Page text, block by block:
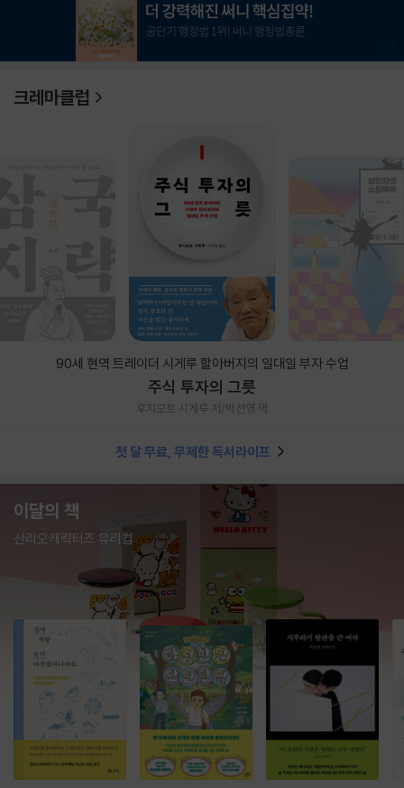
크레마클럽
90세 현역 트레이더 시게루 할아버지의 일대일 부자 수업
주식 투자의 그릇
후지모토 시게루 저/박선영 역
첫 달 무료, 무제한 독서라이프
이달의 책
산리오캐릭터즈 유리컵